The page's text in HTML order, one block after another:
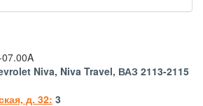
Niva, Niva Travel, ВАЗ 2113-2115
д. 32: 3